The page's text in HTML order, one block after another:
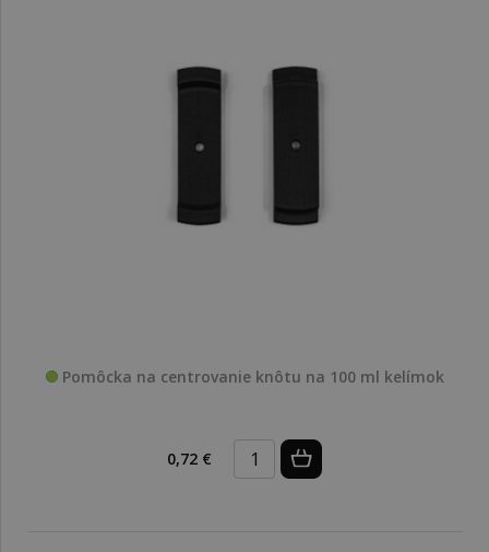
Pomôcka na centrovanie knôtu na 100 ml kelímok
0,72 €